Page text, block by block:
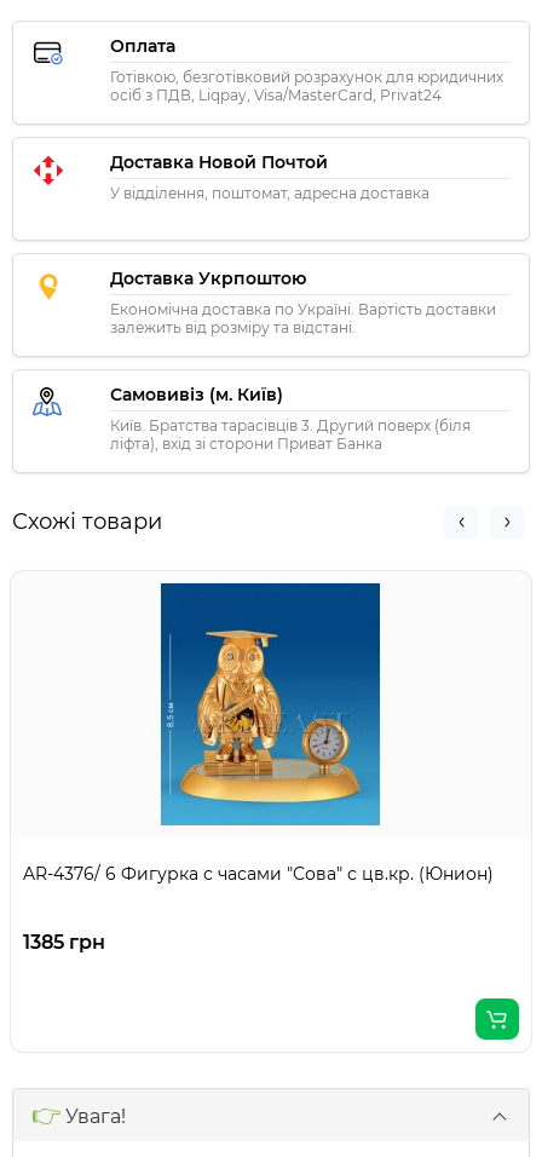
Оплата
Готівкою, безготівковий розрахунок для юридичних
осіб з ПДВ, Liqpay, Visa/MasterCard, Privat24
Доставка Новой Почтой
У відділення, поштомат, адресна доставка
Доставка Укрпоштою
Економічна доставка по Україні. Вартість доставки
залежить від розміру та відстані.
Самовивіз (м. Київ)
Київ. Братства тарасівців 3. Другий поверх (біля
ліфта), вхід зі сторони Приват Банка
Схожі товари
AR-4376/ 6 Фигурка с часами "Сова" с цв.кр. (Юнион)
1385 грн
👉 Увага!